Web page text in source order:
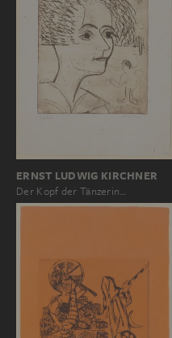
ERNST LUDWIG KIRCHNER
Der Kopf der Tänzerin…